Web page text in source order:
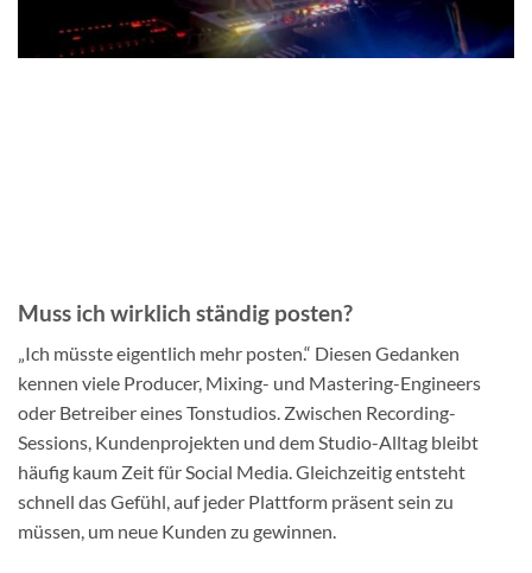
Muss ich wirklich ständig posten?
„Ich müsste eigentlich mehr posten.“ Diesen Gedanken
kennen viele Producer, Mixing- und Mastering-Engineers
oder Betreiber eines Tonstudios. Zwischen Recording-
Sessions, Kundenprojekten und dem Studio-Alltag bleibt
häufig kaum Zeit für Social Media. Gleichzeitig entsteht
schnell das Gefühl, auf jeder Plattform präsent sein zu
müssen, um neue Kunden zu gewinnen.